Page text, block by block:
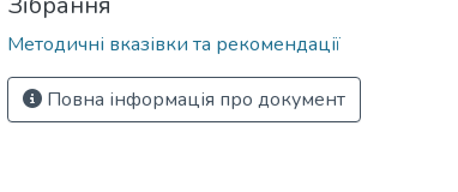
Методичні вказівки та рекомендації
Повна інформація про документ